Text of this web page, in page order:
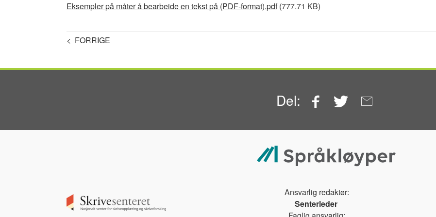
Document
Eksempler på måter å bearbeide en tekst på (PDF-format).pdf (777.71 KB)
< FORRIGE
Del: Facebook
Twitter
Image
Ansvarlig redaktør:
Senterleder